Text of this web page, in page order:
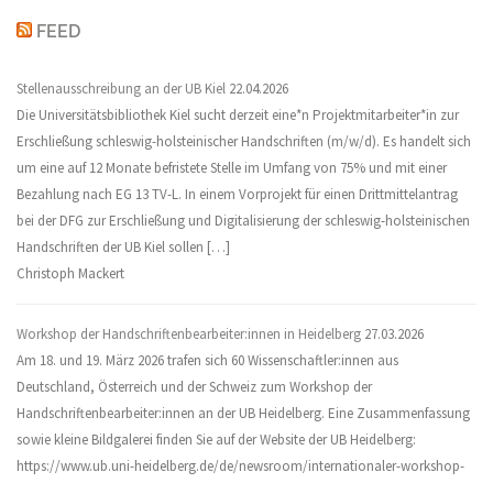
FEED
Stellenausschreibung an der UB Kiel 22.04.2026
Die Universitätsbibliothek Kiel sucht derzeit eine*n Projektmitarbeiter*in zur
Erschließung schleswig-holsteinischer Handschriften (m/w/d). Es handelt sich
um eine auf 12 Monate befristete Stelle im Umfang von 75% und mit einer
Bezahlung nach EG 13 TV-L. In einem Vorprojekt für einen Drittmittelantrag
bei der DFG zur Erschließung und Digitalisierung der schleswig-holsteinischen
Handschriften der UB Kiel sollen […]
Christoph Mackert
Workshop der Handschriftenbearbeiter:innen in Heidelberg 27.03.2026
Am 18. und 19. März 2026 trafen sich 60 Wissenschaftler:innen aus
Deutschland, Österreich und der Schweiz zum Workshop der
Handschriftenbearbeiter:innen an der UB Heidelberg. Eine Zusammenfassung
sowie kleine Bildgalerei finden Sie auf der Website der UB Heidelberg:
https://www.ub.uni-heidelberg.de/de/newsroom/internationaler-workshop-